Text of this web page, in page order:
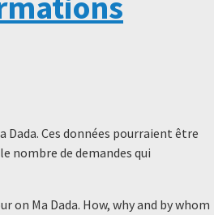
Ces données pourraient être
nombre de demandes qui
on Ma Dada. How, why and by whom